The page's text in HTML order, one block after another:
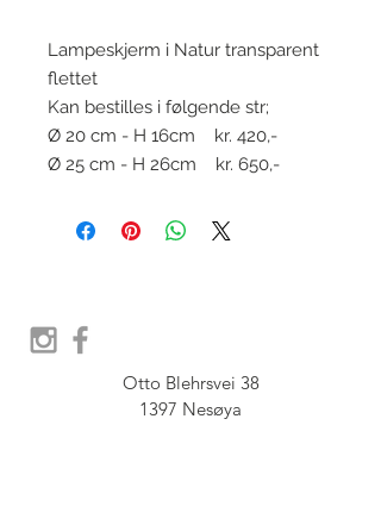
Lampeskjerm i Natur transparent
flettet
Kan bestilles i følgende str;
Ø 20 cm - H 16cm kr. 420,-
Ø 25 cm - H 26cm kr. 650,-
Otto Blehrsvei 38
1397 Nesøya